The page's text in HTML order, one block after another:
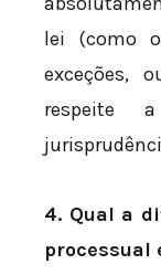
lei (como
exceções,
respeite
4. Qual a
processual